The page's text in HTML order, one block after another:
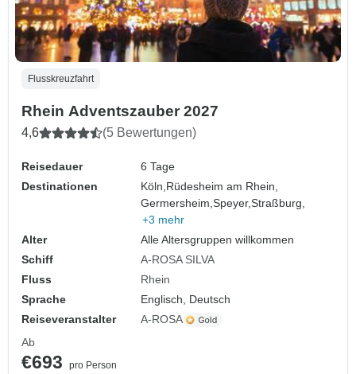
Flusskreuzfahrt
Rhein Adventszauber 2027
4,6 (5 Bewertungen)
Reisedauer
6 Tage
Destinationen
Köln, Rüdesheim am Rhein,
Germersheim,Speyer,Straßburg,
+3 mehr
Alter
Alle Altersgruppen willkommen
Schiff
A-ROSA SILVA
Fluss
Rhein
Sprache
Englisch, Deutsch
Reiseveranstalter
A-ROSA
Ab
€693
pro Person